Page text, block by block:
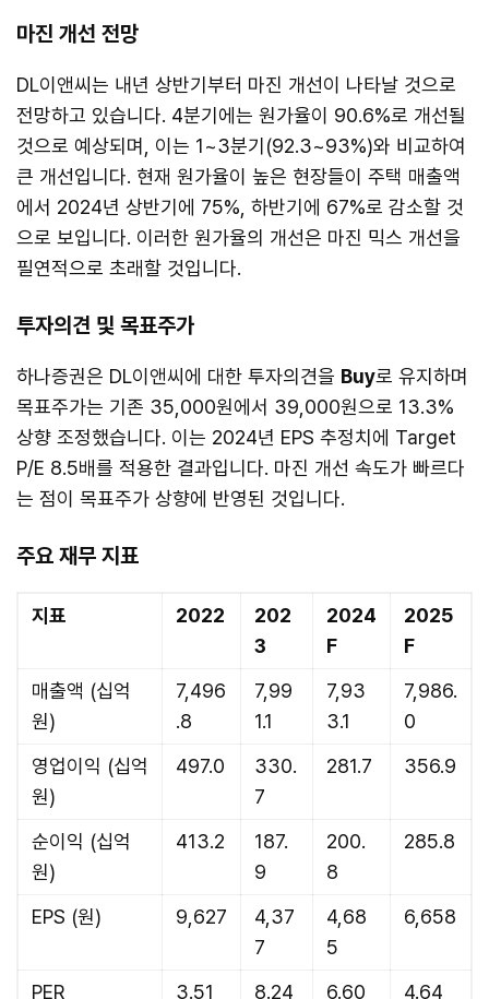
마진 개선 전망
DL이앤씨는 내년 상반기부터 마진 개선이 나타날 것으로
전망하고 있습니다. 4분기에는 원가율이 90.6%로 개선될
것으로 예상되며, 이는 1~3분기(92.3~93%)와 비교하여
큰 개선입니다. 현재 원가율이 높은 현장들이 주택 매출액
에서 2024년 상반기에 75%, 하반기에 67%로 감소할 것
으로 보입니다. 이러한 원가율의 개선은 마진 믹스 개선을
필연적으로 초래할 것입니다.
투자의견 및 목표주가
하나증권은 DL이앤씨에 대한 투자의견을 Buy로 유지하며
목표주가는 기존 35,000원에서 39,000원으로 13.3%
상향 조정했습니다. 이는 2024년 EPS 추정치에 Target
P/E 8.5배를 적용한 결과입니다. 마진 개선 속도가 빠르다
는 점이 목표주가 상향에 반영된 것입니다.
주요 재무 지표
지표 2022
202
3
2024
F
2025
F
매출액 (십억
원)
7,496
.8
7,99
1.1
7,93
3.1
7,986.
0
영업이익 (십억
원)
497.0
330.
7
281.7 356.9
순이익 (십억
원)
413.2
187.
9
200.
8
285.8
EPS (원) 9,627
4,37
7
4,68
5
6,658
PER 3.51 8.24 6.60 4.64